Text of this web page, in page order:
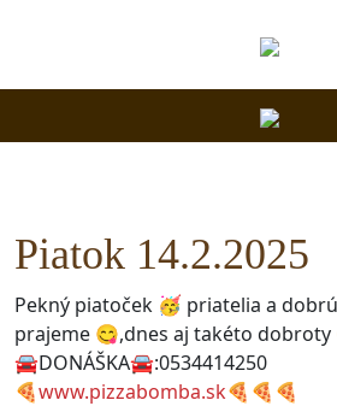
Piatok 14.2.2025
Pekný piatoček 🥳 priatelia a
prajeme 😋,dnes aj takéto dobroty
🚘DONÁŠKA🚘:0534414250
🍕www.pizzabomba.sk🍕🍕🍕